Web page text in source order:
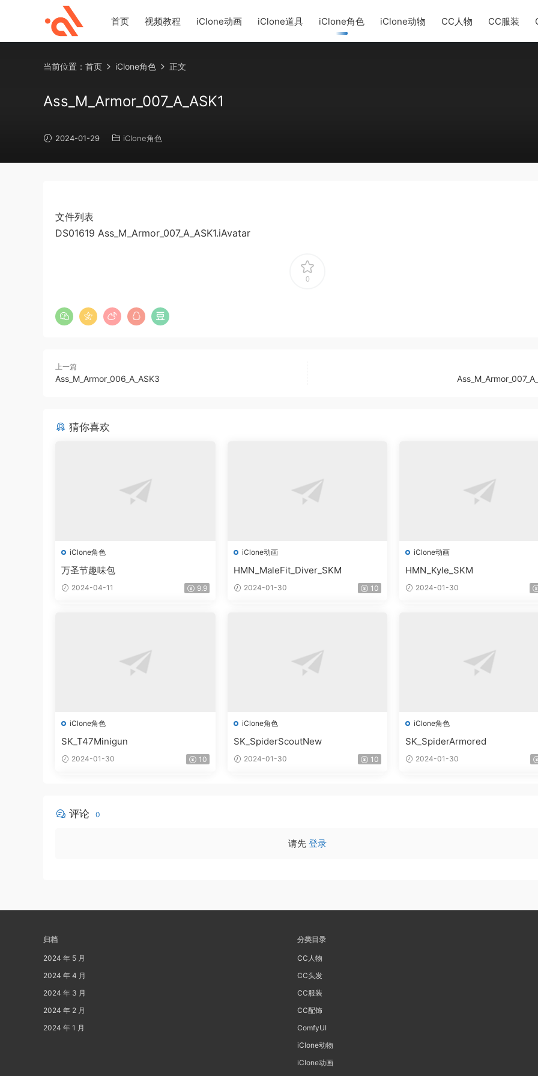
首页 视频教程 iClone动画 iClone道具 iClone角色 iClone动物 CC人物 CC服装
当前位置： 首页 iClone角色 正文
Ass_M_Armor_007_A_ASK1
2024-01-29 iClone角色
文件列表
DS01619 Ass_M_Armor_007_A_ASK1.iAvatar
0
上一篇
Ass_M_Armor_006_A_ASK3
猜你喜欢
iClone角色
万圣节趣味包
2024-04-11 9.9
iClone动画
HMN_MaleFit_Diver_SKM
2024-01-30 10
iClone动画
HMN_Kyle_SKM
2024-01-30
iClone角色
SK_T47Minigun
2024-01-30 10
iClone角色
SK_SpiderScoutNew
2024-01-30 10
iClone角色
SK_SpiderArmored
2024-01-30
评论 0
请先 登录
归档
2024 年 5 月
2024 年 4 月
2024 年 3 月
2024 年 2 月
2024 年 1 月
分类目录
CC人物
CC头发
CC服装
CC配饰
ComfyUI
iClone动物
iClone动画